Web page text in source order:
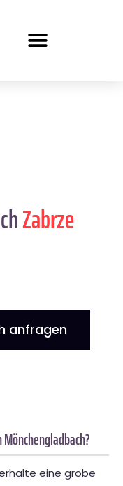
Zabrze
anfragen
eine grobe